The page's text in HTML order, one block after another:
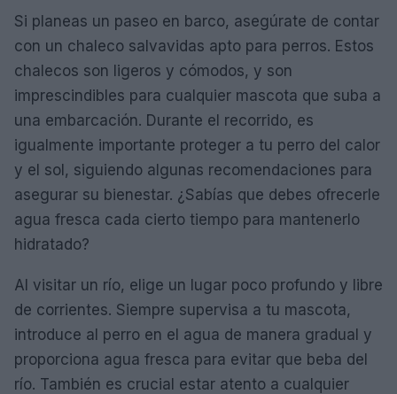
Si planeas un paseo en barco, asegúrate de contar
con un chaleco salvavidas apto para perros. Estos
chalecos son ligeros y cómodos, y son
imprescindibles para cualquier mascota que suba a
una embarcación. Durante el recorrido, es
igualmente importante proteger a tu perro del calor
y el sol, siguiendo algunas recomendaciones para
asegurar su bienestar. ¿Sabías que debes ofrecerle
agua fresca cada cierto tiempo para mantenerlo
hidratado?
Al visitar un río, elige un lugar poco profundo y libre
de corrientes. Siempre supervisa a tu mascota,
introduce al perro en el agua de manera gradual y
proporciona agua fresca para evitar que beba del
río. También es crucial estar atento a cualquier